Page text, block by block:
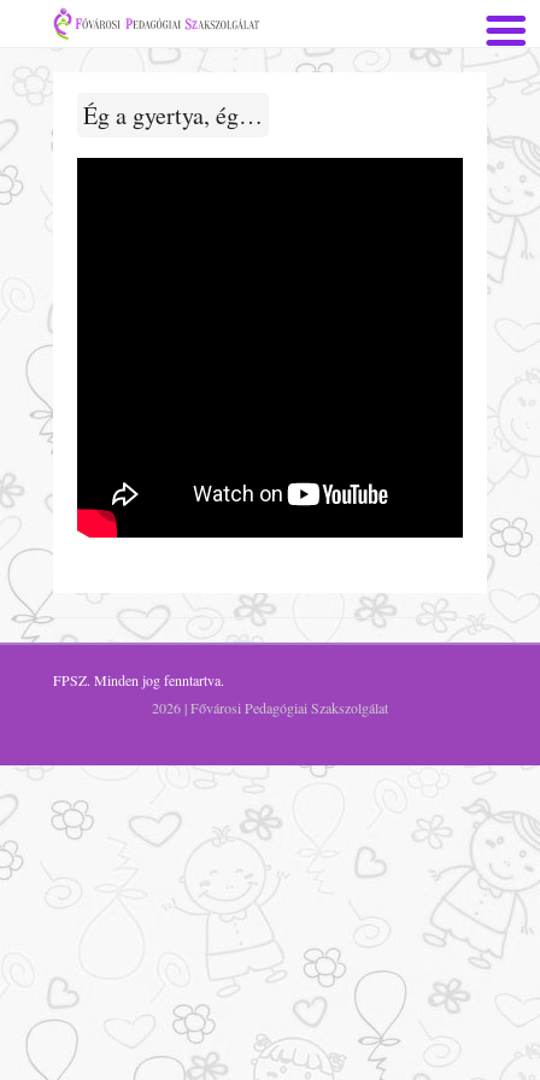
Ég a gyertya, ég…
FPSZ. Minden jog fenntartva.
2026 | Fővárosi Pedagógiai Szakszolgálat